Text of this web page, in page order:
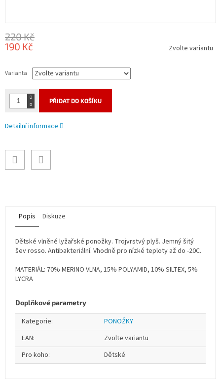
220 Kč
190 Kč
cena:
Zvolte variantu
Varianta
PŘIDAT DO KOŠÍKU
Detailní informace
Popis Diskuze
Dětské vlněné lyžařské ponožky. Trojvrstvý plyš. Jemný šitý
šev rosso. Antibakteriální. Vhodně pro nízké teploty až do -20C.
MATERIÁL: 70% MERINO VLNA, 15% POLYAMID, 10% SILTEX, 5%
LYCRA
Doplňkové parametry
Kategorie:
PONOŽKY
EAN:
Zvolte variantu
Pro koho: Dětské